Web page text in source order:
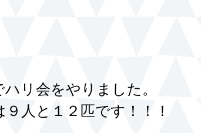
リ会をやりました。
人と１２匹です！！！